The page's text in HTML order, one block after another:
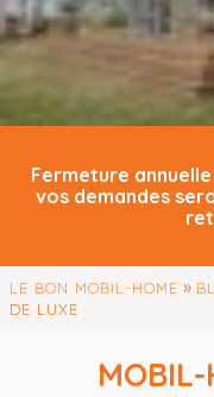
Fermeture
vos demandes
LE BON MOBIL-HOME »
DE LUXE